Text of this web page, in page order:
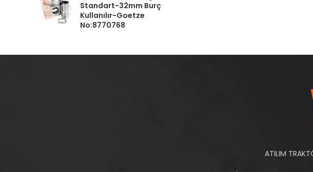
Standart-32mm Burç
Kullanılır-Goetze
No:8770768
ATILIM